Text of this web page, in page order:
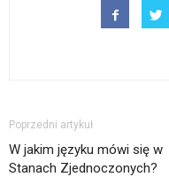
Poprzedni artykuł
W jakim języku mówi się w
Stanach Zjednoczonych?